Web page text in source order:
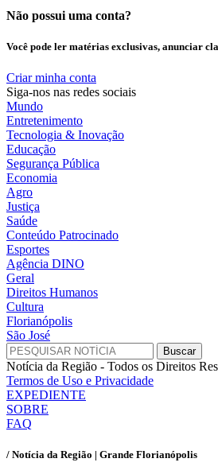
Não possui uma conta?
Você pode ler matérias exclusivas, anunciar
Criar minha conta
Siga-nos nas redes sociais
Mundo
Entretenimento
Tecnologia & Inovação
Educação
Segurança Pública
Economia
Agro
Justiça
Saúde
Conteúdo Patrocinado
Esportes
Agência DINO
Geral
Direitos Humanos
Cultura
Florianópolis
São José
Notícia da Região - Todos os Direitos
Termos de Uso e Privacidade
EXPEDIENTE
SOBRE
FAQ
/ Notícia da Região | Grande Florianópolis